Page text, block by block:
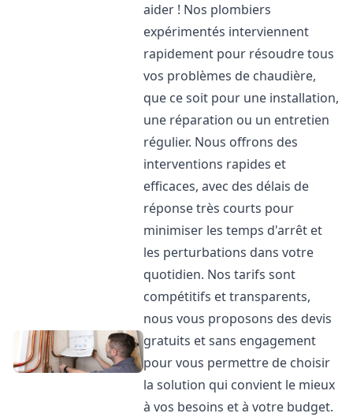
aider ! Nos plombiers
expérimentés interviennent
rapidement pour résoudre tous
vos problèmes de chaudière,
que ce soit pour une installation,
une réparation ou un entretien
régulier. Nous offrons des
interventions rapides et
efficaces, avec des délais de
réponse très courts pour
minimiser les temps d'arrêt et
les perturbations dans votre
quotidien. Nos tarifs sont
compétitifs et transparents,
nous vous proposons des devis
gratuits et sans engagement
pour vous permettre de choisir
la solution qui convient le mieux
à vos besoins et à votre budget.